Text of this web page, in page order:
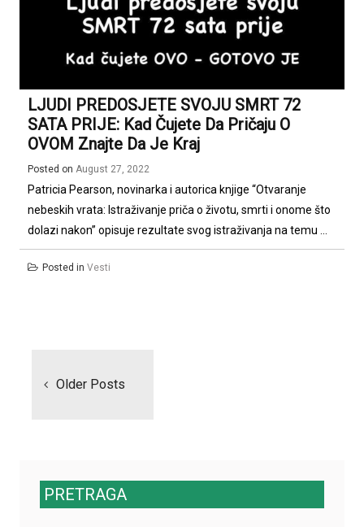
LJUDI PREDOSJETE SVOJU SMRT 72
SATA PRIJE: Kad Čujete Da Pričaju O
OVOM Znajte Da Je Kraj
Posted on August 27, 2022
Patricia Pearson, novinarka i autorica knjige “Otvaranje
nebeskih vrata: Istraživanje priča o životu, smrti i onome što
dolazi nakon” opisuje rezultate svog istraživanja na temu ...
Posted in Vesti
Older Posts
PRETRAGA